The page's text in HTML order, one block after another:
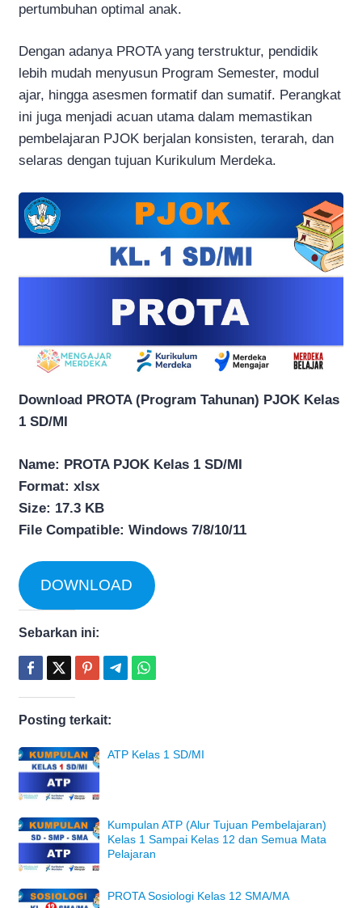
pertumbuhan optimal anak.
Dengan adanya PROTA yang terstruktur, pendidik
lebih mudah menyusun Program Semester, modul
ajar, hingga asesmen formatif dan sumatif. Perangkat
ini juga menjadi acuan utama dalam memastikan
pembelajaran PJOK berjalan konsisten, terarah, dan
selaras dengan tujuan Kurikulum Merdeka.
Download PROTA (Program Tahunan) PJOK Kelas
1 SD/MI
Name: PROTA PJOK Kelas 1 SD/MI
Format: xlsx
Size: 17.3 KB
File Compatible: Windows 7/8/10/11
DOWNLOAD
Sebarkan ini:
Posting terkait:
ATP Kelas 1 SD/MI
Kumpulan ATP (Alur Tujuan Pembelajaran)
Kelas 1 Sampai Kelas 12 dan Semua Mata
Pelajaran
PROTA Sosiologi Kelas 12 SMA/MA